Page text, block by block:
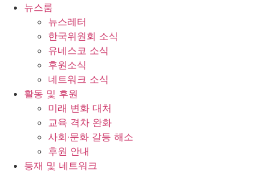
뉴스룸
뉴스레터
한국위원회 소식
유네스코 소식
후원소식
네트워크 소식
활동 및 후원
미래 변화 대처
교육 격차 완화
사회∙문화 갈등 해소
후원 안내
등재 및 네트워크